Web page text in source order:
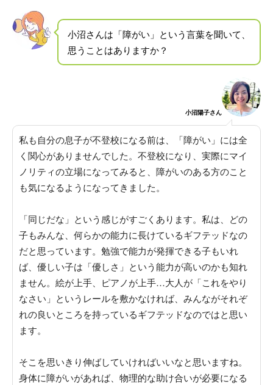
小沼さんは「障がい」という言葉を聞いて、
思うことはありますか？
小沼陽子さん
私も自分の息子が不登校になる前は、「障がい」には全
く関心がありませんでした。 不登校になり、実際にマイ
ノリティの立場になってみると、障がいのある方のこと
も気になるようになってきました。
「同じだな」という感じがすごくあります。私は、どの
子もみんな、何らかの能力に長けているギフテッドなの
だと思っています。勉強で能力が発揮できる子もいれ
ば、優しい子は「優しさ」という能力が高いのかも知れ
ません。絵が上手、ピアノが上手…大人が「これをやり
なさい」というレールを敷かなければ、みんながそれぞ
れの良いところを持っているギフテッドなのではと思い
ます。
そこを思いきり伸ばしていければいいなと思いますね。
身体に障がいがあれば、物理的な助け合いが必要になる